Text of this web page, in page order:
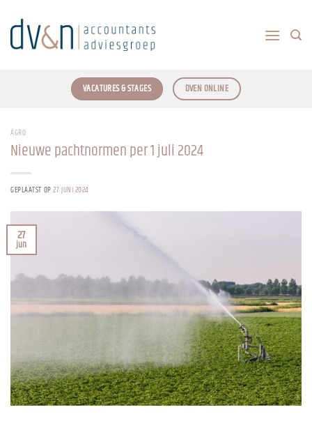
naar
inhoud
VACATURES & STAGES DVEN ONLINE
AGRO
Nieuwe pachtnormen per 1 juli 2024
GEPLAATST OP27 JUNI 2024
27
jun